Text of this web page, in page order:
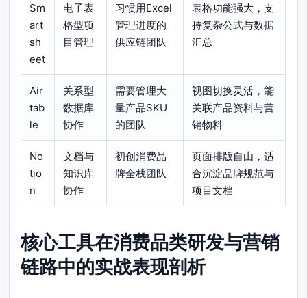
Sm
art
sh
eet
电子表
格型项
目管理
习惯用Excel
管理进度的
供应链团队
表格功能强大，支
持复杂公式与数据
汇总
Air
tab
le
关系型
数据库
协作
需要管理大
量产品SKU
的团队
视图切换灵活，能
关联产品资料与营
销物料
No
tio
n
文档与
知识库
协作
初创消费品
牌全栈团队
页面排版自由，适
合沉淀品牌规范与
项目文档
核心工具在消费品类研发与营销
链路中的实战表现剖析